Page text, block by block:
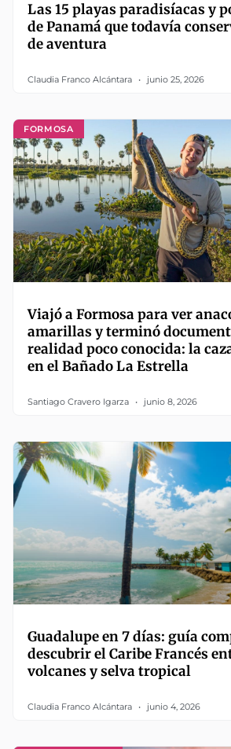
Las 15 playas paradisíacas y
de Panamá que todavía
de aventura
Claudia Franco Alcántara junio 25, 2026
FORMOSA
Viajó a Formosa para ver
amarillas y terminó
realidad poco conocida: la
en el Bañado La Estrella
Santiago Cravero Igarza junio 8, 2026
Guadalupe en 7 días: guía
descubrir el Caribe Francés
volcanes y selva tropical
Claudia Franco Alcántara junio 4, 2026